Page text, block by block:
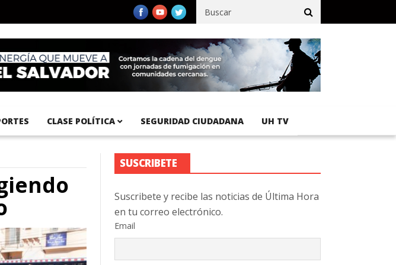
Internacional del Pacífico registra 92 % de avance en obras de terracería
CLASE POLÍTICA SEGURIDAD CIUDADANA UH TV
SUSCRIBETE
Suscribete y recibe las noticias de Última Hora
en tu correo electrónico.
Email